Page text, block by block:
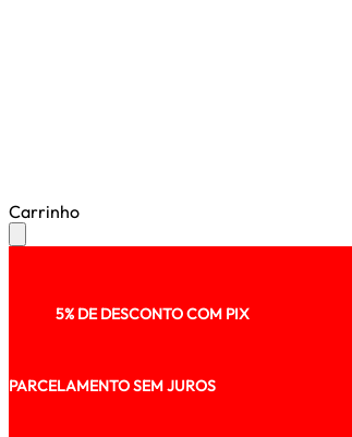
Carrinho
5% DE DESCONTO COM PIX
PARCELAMENTO SEM JUROS